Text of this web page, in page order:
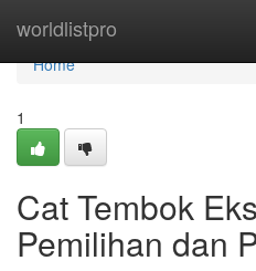
worldlistpro
Home
Home
1
Cat Tembok
Pemilihan dan